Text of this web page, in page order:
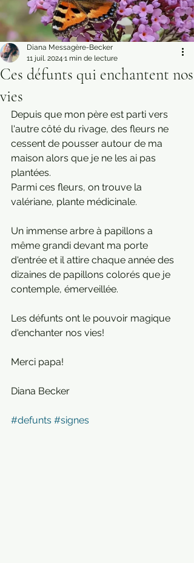
Ces défunts qui enchantent nos
vies
Diana Messagère-Becker
11 juil. 2024 1 min de lecture
Depuis que mon père est parti vers
l'autre côté du rivage, des fleurs ne
cessent de pousser autour de ma
maison alors que je ne les ai pas
plantées.
Parmi ces fleurs, on trouve la
valériane, plante médicinale.
Un immense arbre à papillons a
même grandi devant ma porte
d'entrée et il attire chaque année des
dizaines de papillons colorés que je
contemple, émerveillée.
Les défunts ont le pouvoir magique
d'enchanter nos vies!
Merci papa!
Diana Becker
#defunts #signes